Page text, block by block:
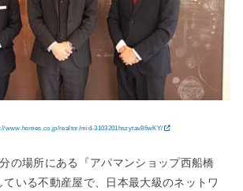
www.homes.co.jp/realtor/mid-3103201hszytav86wKY/
の場所にある『アパマンショップ西船橋
ている不動産屋で、日本最大級のネットワ